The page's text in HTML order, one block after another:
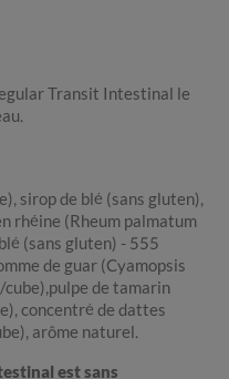
Transit Intestinal le
sirop de blé (sans gluten),
rhéine (Rheum palmatum
(sans gluten) - 555
de guar (Cyamopsis
de tamarin
concentré de dattes
arôme naturel.
est sans